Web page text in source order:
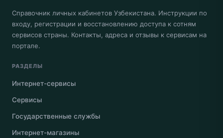
Справочник личных кабинетов Узбекистана. Инструкции по
входу, регистрации и восстановлению доступа к сотням
сервисов страны. Контакты, адреса и отзывы к сервисам на
портале.
РАЗДЕЛЫ
Интернет-сервисы
Сервисы
Государственные службы
Интернет-магазины